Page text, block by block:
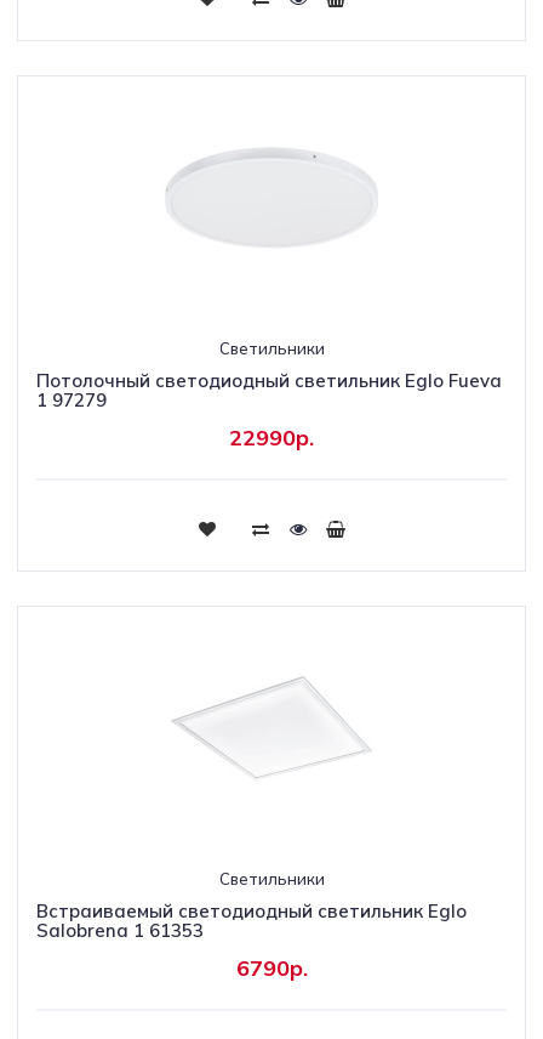
Светильники
Потолочный светодиодный светильник Eglo Fueva
1 97279
22990р.
Светильники
Встраиваемый светодиодный светильник Eglo
Salobrena 1 61353
6790р.